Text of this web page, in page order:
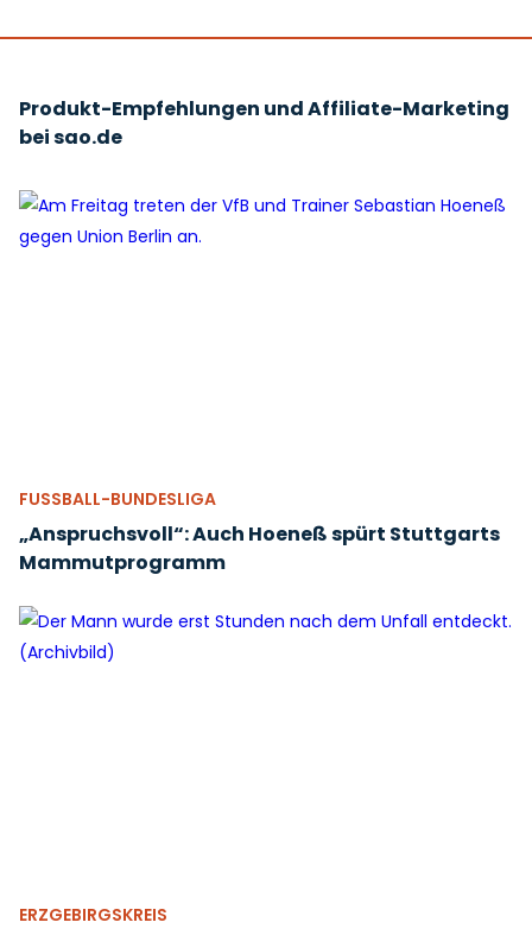
Produkt-Empfehlungen und Affiliate-Marketing
bei sao.de
FUSSBALL-BUNDESLIGA
„Anspruchsvoll“: Auch Hoeneß spürt Stuttgarts
Mammutprogramm
ERZGEBIRGSKREIS